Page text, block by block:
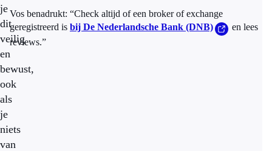
je
dit
veilig
en
bewust,
ook
als
je
niets
van
Vos benadrukt: “Check altijd of een broker of exchange
geregistreerd is bij De Nederlandsche Bank (DNB)
en lees
reviews.”